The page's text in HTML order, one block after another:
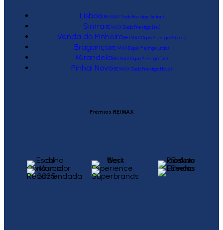
Lisboa(RE/MAX Duplo Prestígio Action)
Sintra(RE/MAX Duplo Prestígio Link)
Venda do Pinheiro(RE/MAX Duplo Prestígio Raízes)
Bragança(RE/MAX Duplo Prestígio Urbis)
Mirandela(RE/MAX Duplo Prestígio Tua)
Pinhal Novo(RE/MAX Duplo Prestígio Novo)
Prémios RE/MAX